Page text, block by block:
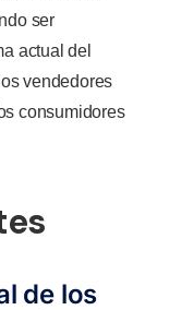
ser
actual del
vendedores
consumidores
de los